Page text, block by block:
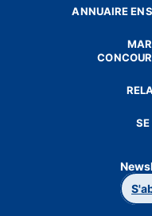
ANNUAIRE